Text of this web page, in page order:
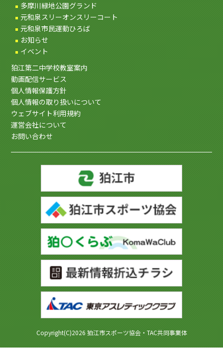
多摩川緑地公園グランド
元和泉スリーオンスリーコート
元和泉市民運動ひろば
お知らせ
イベント
狛江第二中学校教室案内
動画配信サービス
個人情報保護方針
個人情報の取り扱いについて
ウェブサイト利用規約
運営会社について
お問い合わせ
Copyright(C)2026 狛江市スポーツ協会・TAC共同事業体